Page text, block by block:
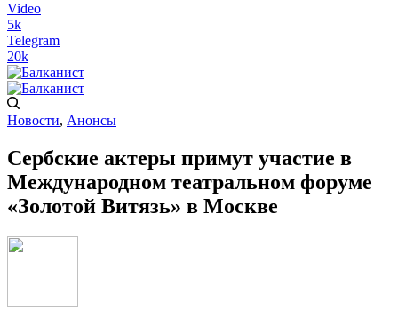
Video
5k
Telegram
20k
Новости, Анонсы
Сербские актеры примут участие в
Международном театральном форуме
«Золотой Витязь» в Москве